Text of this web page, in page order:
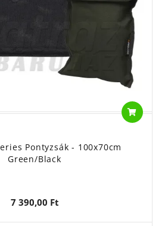
Pontyzsák - 100x70cm
Green/Black
7 390,00 Ft